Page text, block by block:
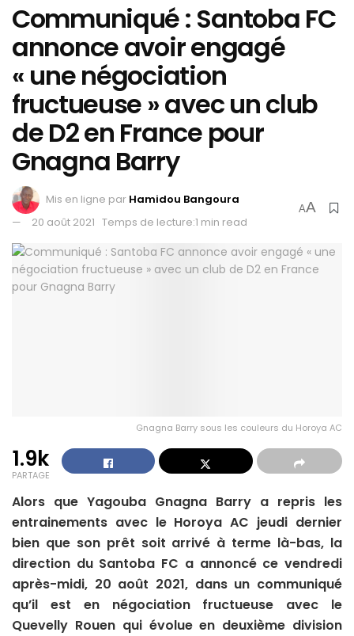
Communiqué : Santoba FC
annonce avoir engagé
« une négociation
fructueuse » avec un club
de D2 en France pour
Gnagna Barry
Mis en ligne par Hamidou Bangoura
20 août 2021 Temps de lecture:1 min read
AA
Gnagna Barry sous les couleurs du Horoya AC
1.9k
PARTAGE
Alors que Yagouba Gnagna Barry a repris les
entrainements avec le Horoya AC jeudi dernier
bien que son prêt soit arrivé à terme là-bas, la
direction du Santoba FC a annoncé ce vendredi
après-midi, 20 août 2021, dans un communiqué
qu’il est en négociation fructueuse avec le
Quevelly Rouen qui évolue en deuxième division